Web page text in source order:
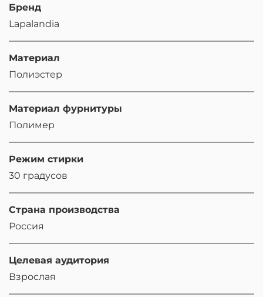
Бренд
Lapalandia
Материал
Полиэстер
Материал фурнитуры
Полимер
Режим стирки
30 градусов
Страна производства
Россия
Целевая аудитория
Взрослая